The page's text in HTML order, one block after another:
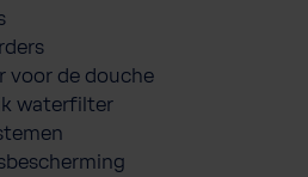
voor de douche
waterfilter